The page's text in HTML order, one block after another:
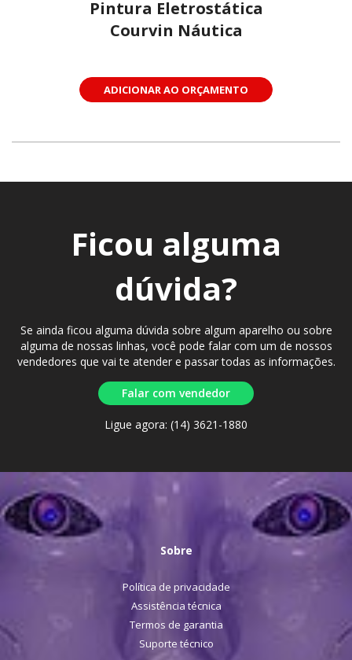
Pintura Eletrostática
Courvin Náutica
ADICIONAR AO ORÇAMENTO
Ficou alguma
dúvida?
Se ainda ficou alguma dúvida sobre algum aparelho ou sobre
alguma de nossas linhas, você pode falar com um de nossos
vendedores que vai te atender e passar todas as informações.
Falar com vendedor
Ligue agora: (14) 3621-1880
Sobre
Política de privacidade
Assistência técnica
Termos de garantia
Suporte técnico